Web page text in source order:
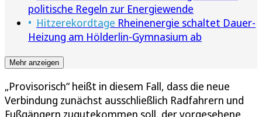
politische Regeln zur Energiewende
Hitzerekordtage Rheinenergie schaltet Dauer-
Heizung am Hölderlin-Gymnasium ab
Mehr anzeigen
„Provisorisch“ heißt in diesem Fall, dass die neue
Verbindung zunächst ausschließlich Radfahrern und
Fußgängern zugutekommen soll, der vorgesehene